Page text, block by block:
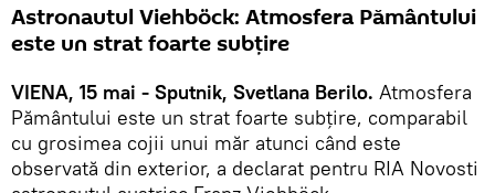
Astronautul Viehböck: Atmosfera Pământului
este un strat foarte subțire
VIENA, 15 mai - Sputnik, Svetlana Berilo. Atmosfera
Pământului este un strat foarte subțire, comparabil
cu grosimea cojii unui măr atunci când este
observată din exterior, a declarat pentru RIA Novosti